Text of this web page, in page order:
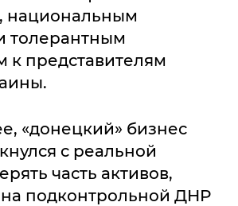
национальным
толерантным
к представителям
«донецкий» бизнес
с реальной
часть активов,
на подконтрольной ДНР